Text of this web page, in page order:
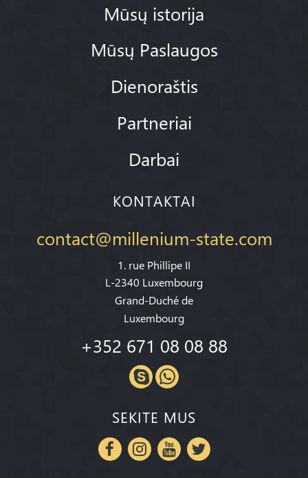
Mūsų istorija
Mūsų Paslaugos
Dienoraštis
Partneriai
Darbai
KONTAKTAI
contact@millenium-state.com
1. rue Phillipe II
L-2340 Luxembourg
Grand-Duché de
Luxembourg
+352 671 08 08 88
SEKITE MUS